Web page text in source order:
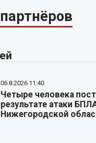
06.8.2026 11:40
Четыре человека
результате атаки
Нижегородской